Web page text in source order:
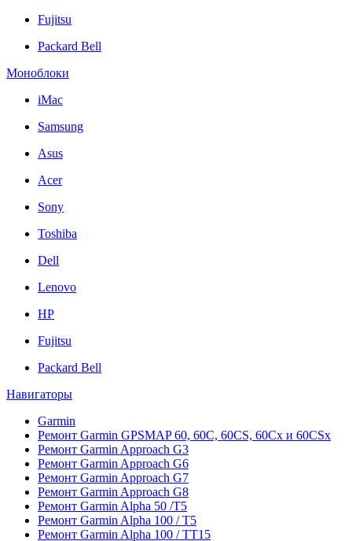
Fujitsu
Packard Bell
Моноблоки
iMac
Samsung
Asus
Acer
Sony
Toshiba
Dell
Lenovo
HP
Fujitsu
Packard Bell
Навигаторы
Garmin
Ремонт Garmin GPSMAP 60, 60C, 60CS, 60Cx и 60CSx
Ремонт Garmin Approach G3
Ремонт Garmin Approach G6
Ремонт Garmin Approach G7
Ремонт Garmin Approach G8
Ремонт Garmin Alpha 50 /T5
Ремонт Garmin Alpha 100 / T5
Ремонт Garmin Alpha 100 / TT15